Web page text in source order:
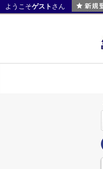
ようこそゲスト さん